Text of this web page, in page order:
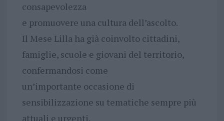
consapevolezza
e promuovere una cultura dell’ascolto.
Il Mese Lilla ha già coinvolto cittadini,
famiglie, scuole e giovani del territorio,
confermandosi come
un’importante occasione di
sensibilizzazione su tematiche sempre più
attuali e urgenti.